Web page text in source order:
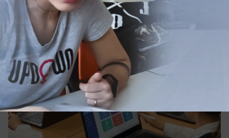
на новый сервис